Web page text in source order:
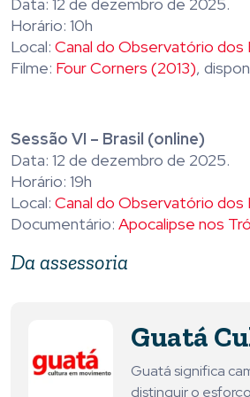
Data: 12 de dezembro de 2025.
Horário: 10h
Local: Canal do Observatório dos
Filme: Four Corners (2013),
Sessão VI – Brasil (online)
Data: 12 de dezembro de 2025.
Horário: 19h
Local: Canal do Observatório dos
Documentário: Apocalipse nos
Da assessoria
Guatá
Guatá significa
distinguir o